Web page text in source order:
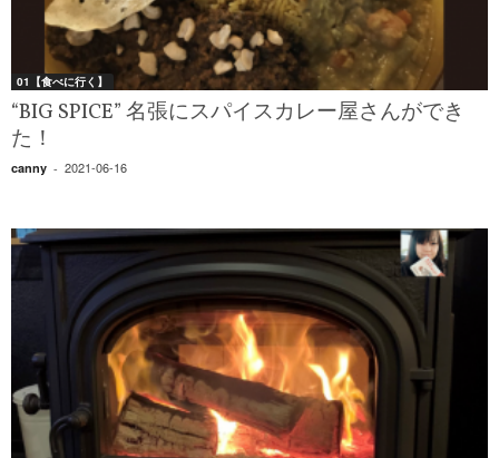
01【食べに行く】
“BIG SPICE” 名張にスパイスカレー屋さんができ
た！
canny - 2021-06-16